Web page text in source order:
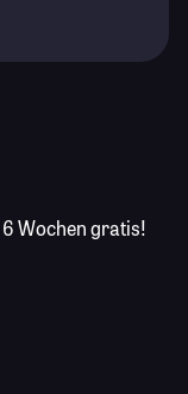
6 Wochen gratis!